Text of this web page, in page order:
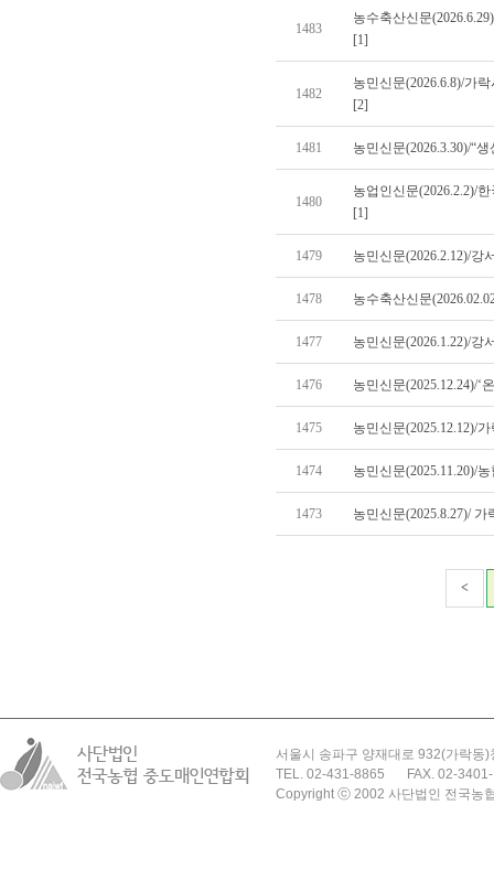
1483
농수축산신문
[1]
1482
농민신문(2026.6.8)/가
[2]
1481 농민신문(2026.3.30)/“
1480
농업인신문(2026.2.2)/
[1]
1479 농민신문(2026.2.12)/
1478 농수축산신문
1477 농민신문(2026.1.22)/
1476 농민신문(2025.12.24)/‘
1475 농민신문(2025.12.12)/
1474 농민신문(2025.11.20)/
1473 농민신문(2025.8.27)/
<
서울시 송파구 양재대로 932(가락동
TEL. 02-431-8865
FAX. 02-
Copyright ⓒ 2002 사단법인 전국농